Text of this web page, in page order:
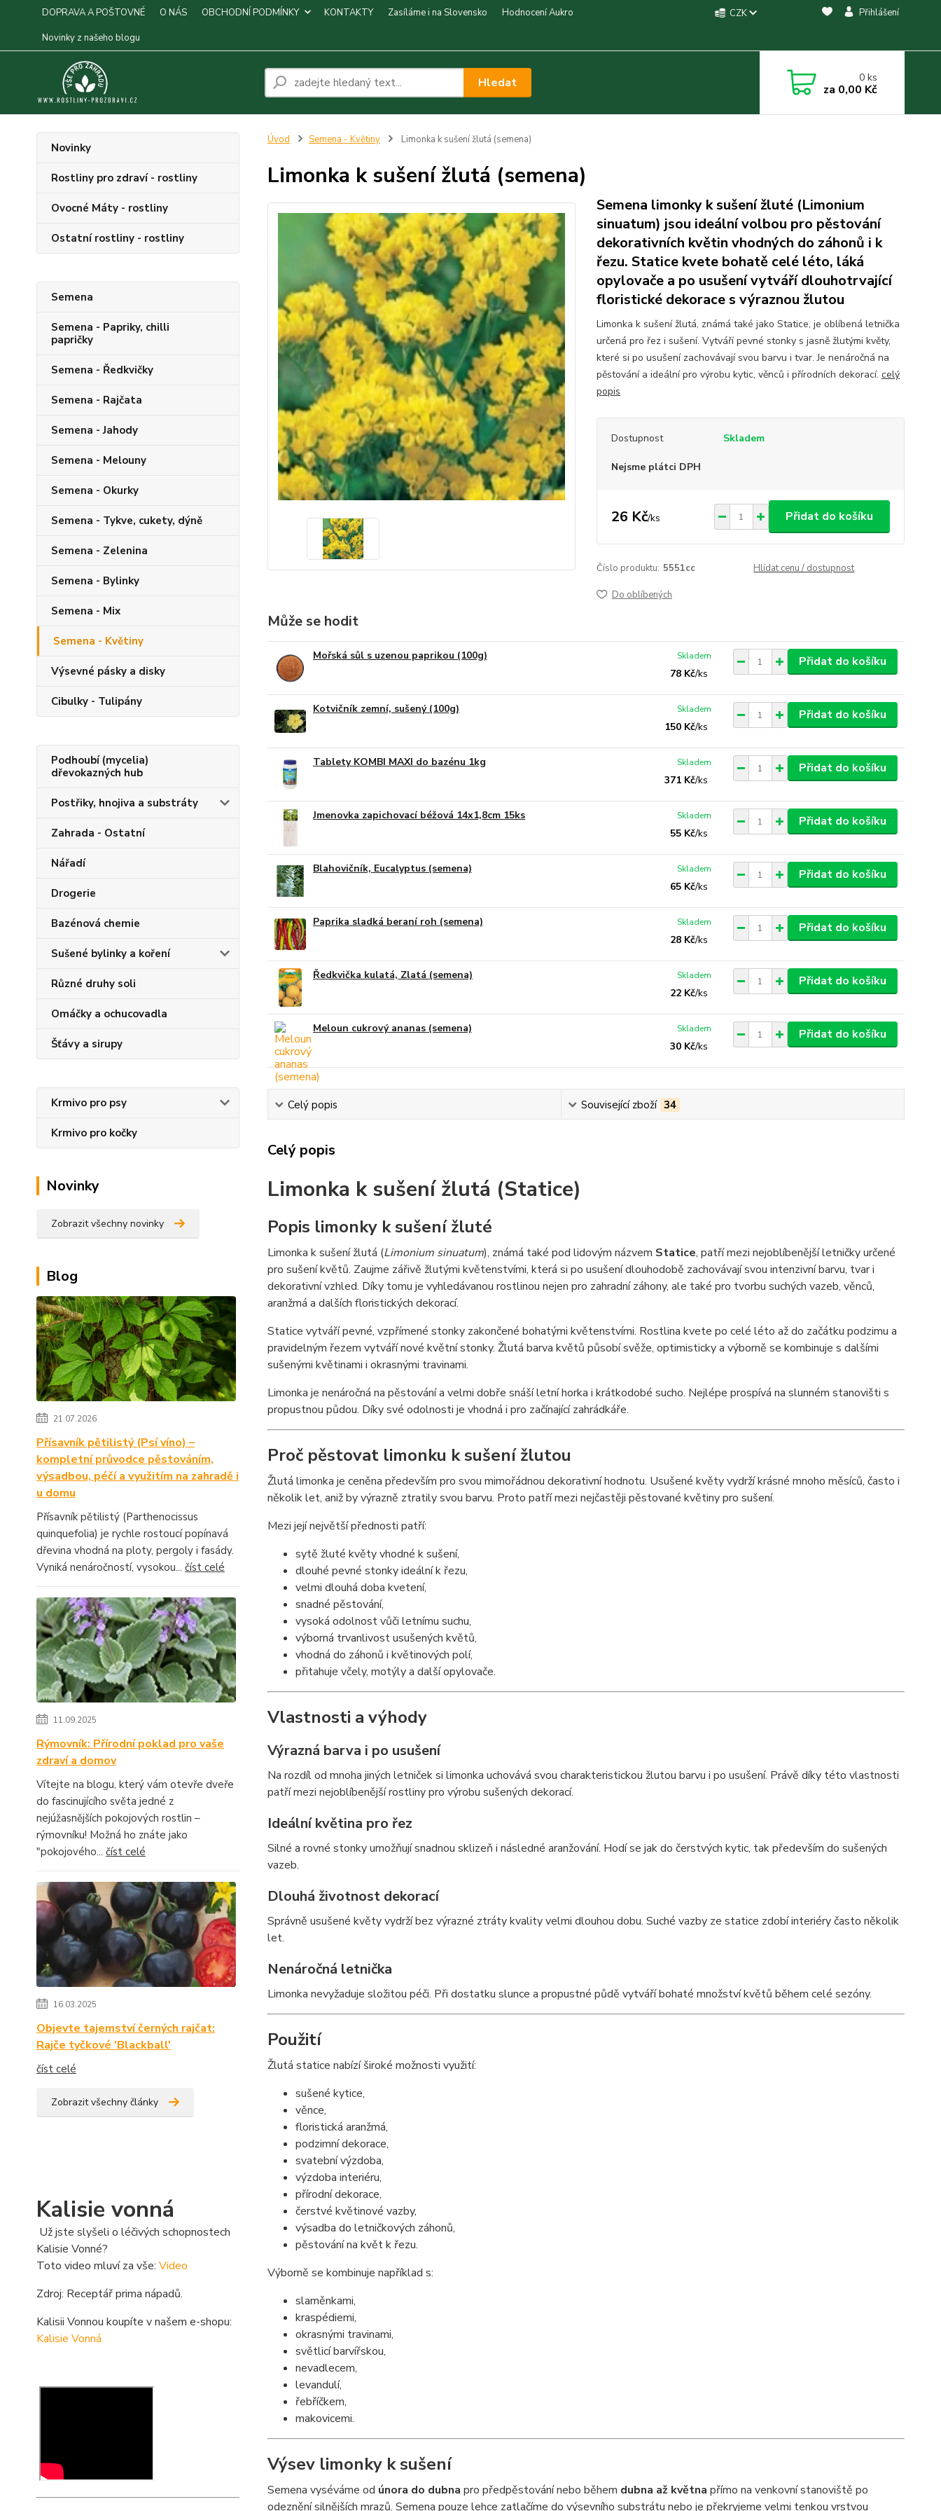
DOPRAVA A POŠTOVNÉ O NÁS OBCHODNÍ PODMÍNKY KONTAKTY Zasíláme i na Slovensko
Hodnocení Aukro
Novinky z našeho blogu
CZK Přihlášení
Hledat 0ks
za 0,00 Kč
Novinky
Rostliny pro zdraví - rostliny
Ovocné Máty - rostliny
Ostatní rostliny - rostliny
Semena
Semena - Papriky, chilli
papričky
Semena - Ředkvičky
Semena - Rajčata
Semena - Jahody
Semena - Melouny
Semena - Okurky
Semena - Tykve, cukety, dýně
Semena - Zelenina
Semena - Bylinky
Semena - Mix
Semena - Květiny
Výsevné pásky a disky
Cibulky - Tulipány
Podhoubí (mycelia)
dřevokazných hub
Postřiky, hnojiva a substráty
Zahrada - Ostatní
Nářadí
Drogerie
Bazénová chemie
Sušené bylinky a koření
Různé druhy soli
Omáčky a ochucovadla
Šťávy a sirupy
Krmivo pro psy
Krmivo pro kočky
Novinky
Zobrazit všechny novinky
Blog
21.07.2026
Přísavník pětilistý (Psí víno) –
kompletní průvodce pěstováním,
výsadbou, péčí a využitím na zahradě i
u domu
Přísavník pětilistý (Parthenocissus
quinquefolia) je rychle rostoucí popínavá
dřevina vhodná na ploty, pergoly i fasády.
Vyniká nenáročností, vysokou... číst celé
11.09.2025
Rýmovník: Přírodní poklad pro vaše
zdraví a domov
Vítejte na blogu, který vám otevře dveře
do fascinujícího světa jedné z
nejúžasnějších pokojových rostlin –
rýmovníku! Možná ho znáte jako
"pokojového... číst celé
16.03.2025
Objevte tajemství černých rajčat:
Rajče tyčkové 'Blackball'
číst celé
Zobrazit všechny články
Kalisie vonná
Už jste slyšeli o léčivých schopnostech
Kalisie Vonné?
Toto video mluví za vše: Video
Zdroj: Receptář prima nápadů.
Kalisii Vonnou koupíte v našem e-shopu:
Kalisie Vonná
Úvod Semena - Květiny Limonka k sušení žlutá (semena)
Limonka k sušení žlutá (semena)
Semena limonky k sušení žluté (Limonium
sinuatum) jsou ideální volbou pro pěstování
dekorativních květin vhodných do záhonů i k
řezu. Statice kvete bohatě celé léto, láká
opylovače a po usušení vytváří dlouhotrvající
floristické dekorace s výraznou žlutou
Limonka k sušení žlutá, známá také jako Statice, je oblíbená letnička
určená pro řez i sušení. Vytváří pevné stonky s jasně žlutými květy,
které si po usušení zachovávají svou barvu i tvar. Je nenáročná na
pěstování a ideální pro výrobu kytic, věnců i přírodních dekorací. celý
popis
Dostupnost Skladem
Nejsme plátci DPH
26 Kč/ks Přidat do košíku
Číslo produktu: 5551cc Hlídat cenu / dostupnost
Do oblíbených
Může se hodit
Mořská sůl s uzenou paprikou (100g)
78 Kč/ks
Skladem Přidat do košíku
Kotvičník zemní, sušený (100g)
150 Kč/ks
Skladem Přidat do košíku
Tablety KOMBI MAXI do bazénu 1kg
371 Kč/ks
Skladem Přidat do košíku
Jmenovka zapichovací béžová 14x1,8cm 15ks
55 Kč/ks
Skladem Přidat do košíku
Blahovičník, Eucalyptus (semena)
65 Kč/ks
Skladem Přidat do košíku
Paprika sladká beraní roh (semena)
28 Kč/ks
Skladem Přidat do košíku
Ředkvička kulatá, Zlatá (semena)
22 Kč/ks
Skladem Přidat do košíku
Meloun cukrový ananas (semena)
30 Kč/ks
Skladem Přidat do košíku
Celý popis Související zboží 34
Celý popis
Limonka k sušení žlutá (Statice)
Popis limonky k sušení žluté
Limonka k sušení žlutá (Limonium sinuatum), známá také pod lidovým názvem Statice, patří mezi nejoblíbenější letničky určené
pro sušení květů. Zaujme zářivě žlutými květenstvími, která si po usušení dlouhodobě zachovávají svou intenzivní barvu, tvar i
dekorativní vzhled. Díky tomu je vyhledávanou rostlinou nejen pro zahradní záhony, ale také pro tvorbu suchých vazeb, věnců,
aranžmá a dalších floristických dekorací.
Statice vytváří pevné, vzpřímené stonky zakončené bohatými květenstvími. Rostlina kvete po celé léto až do začátku podzimu a
pravidelným řezem vytváří nové květní stonky. Žlutá barva květů působí svěže, optimisticky a výborně se kombinuje s dalšími
sušenými květinami i okrasnými travinami.
Limonka je nenáročná na pěstování a velmi dobře snáší letní horka i krátkodobé sucho. Nejlépe prospívá na slunném stanovišti s
propustnou půdou. Díky své odolnosti je vhodná i pro začínající zahrádkáře.
Proč pěstovat limonku k sušení žlutou
Žlutá limonka je ceněna především pro svou mimořádnou dekorativní hodnotu. Usušené květy vydrží krásné mnoho měsíců, často i
několik let, aniž by výrazně ztratily svou barvu. Proto patří mezi nejčastěji pěstované květiny pro sušení.
Mezi její největší přednosti patří:
sytě žluté květy vhodné k sušení,
dlouhé pevné stonky ideální k řezu,
velmi dlouhá doba kvetení,
snadné pěstování,
vysoká odolnost vůči letnímu suchu,
výborná trvanlivost usušených květů,
vhodná do záhonů i květinových polí,
přitahuje včely, motýly a další opylovače.
Vlastnosti a výhody
Výrazná barva i po usušení
Na rozdíl od mnoha jiných letniček si limonka uchovává svou charakteristickou žlutou barvu i po usušení. Právě díky této vlastnosti
patří mezi nejoblíbenější rostliny pro výrobu sušených dekorací.
Ideální květina pro řez
Silné a rovné stonky umožňují snadnou sklizeň i následné aranžování. Hodí se jak do čerstvých kytic, tak především do sušených
vazeb.
Dlouhá životnost dekorací
Správně usušené květy vydrží bez výrazné ztráty kvality velmi dlouhou dobu. Suché vazby ze statice zdobí interiéry často několik
let.
Nenáročná letnička
Limonka nevyžaduje složitou péči. Při dostatku slunce a propustné půdě vytváří bohaté množství květů během celé sezóny.
Použití
Žlutá statice nabízí široké možnosti využití:
sušené kytice,
věnce,
floristická aranžmá,
podzimní dekorace,
svatební výzdoba,
výzdoba interiéru,
přírodní dekorace,
čerstvé květinové vazby,
výsadba do letničkových záhonů,
pěstování na květ k řezu.
Výborně se kombinuje například s:
slaměnkami,
kraspédiemi,
okrasnými travinami,
světlicí barvířskou,
nevadlecem,
levandulí,
řebříčkem,
makovicemi.
Výsev limonky k sušení
Semena vyséváme od února do dubna pro předpěstování nebo během dubna až května přímo na venkovní stanoviště po
odeznění silnějších mrazů. Semena pouze lehce zatlačíme do výsevního substrátu nebo je překryjeme velmi tenkou vrstvou